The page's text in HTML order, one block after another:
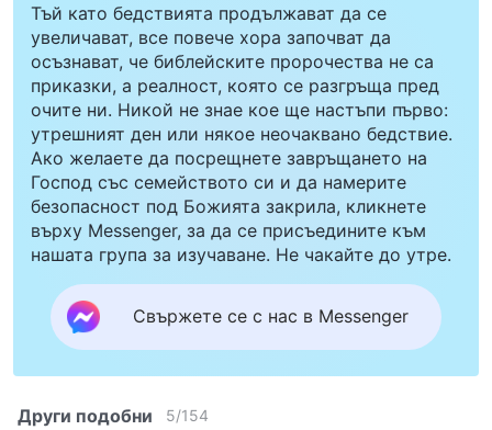
Тъй като бедствията продължават да се
увеличават, все повече хора започват да
осъзнават, че библейските пророчества не са
приказки, а реалност, която се разгръща пред
очите ни. Никой не знае кое ще настъпи първо:
утрешният ден или някое неочаквано бедствие.
Ако желаете да посрещнете завръщането на
Господ със семейството си и да намерите
безопасност под Божията закрила, кликнете
върху Messenger, за да се присъедините към
нашата група за изучаване. Не чакайте до утре.
Свържете се с нас в Messenger
Други подобни 5/154